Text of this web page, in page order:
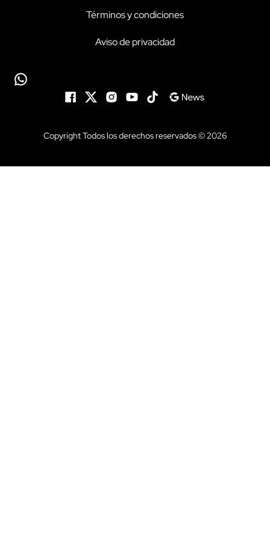
Términos y condiciones
Aviso de privacidad
Copyright Todos los derechos reservados © 2026